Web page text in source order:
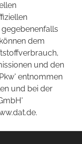
dem
und den
entnommen
und bei der